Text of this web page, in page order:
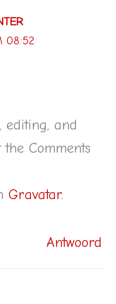
08:52
editing, and
Comments
Gravatar.
Antwoord